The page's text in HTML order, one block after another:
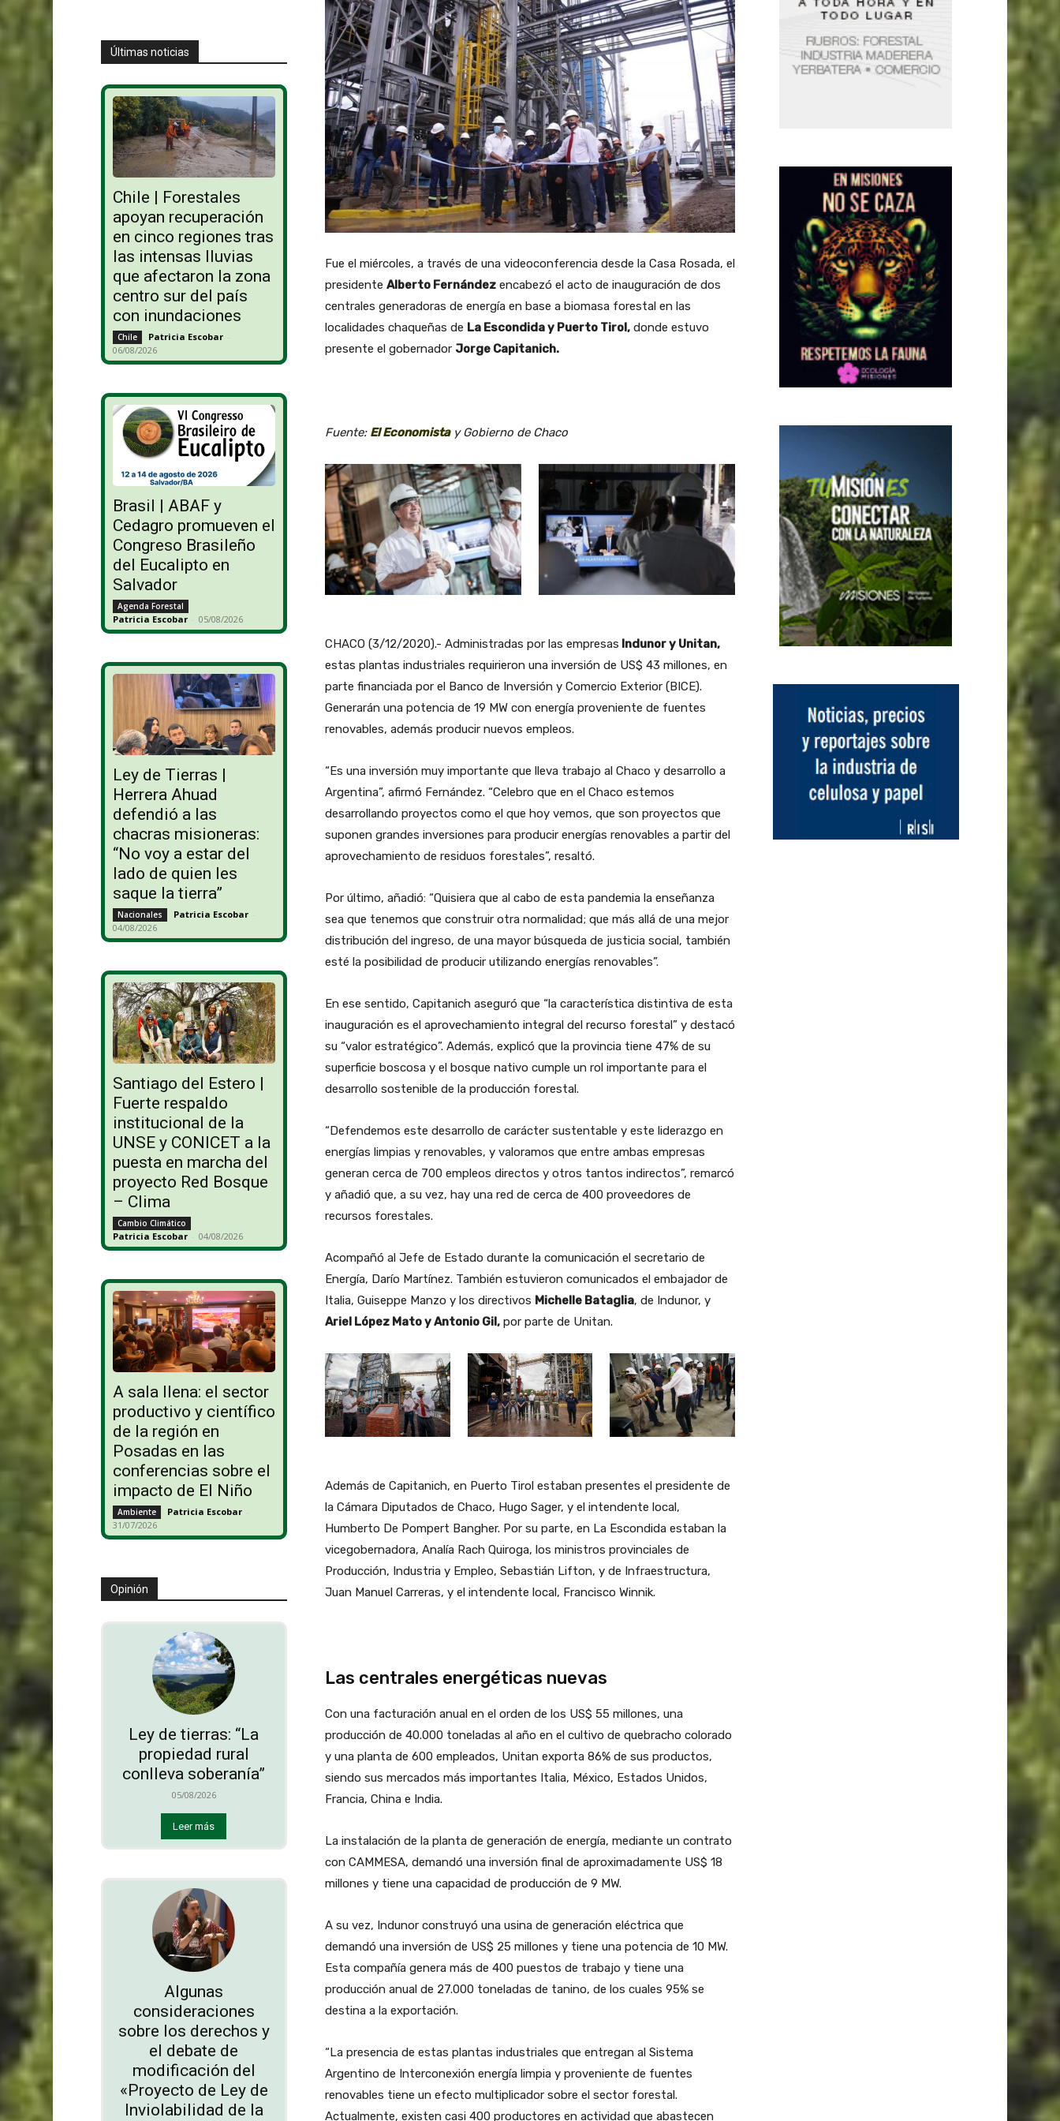
Últimas noticias
Chile | Forestales
apoyan recuperación
en cinco regiones tras
las intensas lluvias
que afectaron la zona
centro sur del país
con inundaciones
Chile Patricia Escobar -
06/08/2026
Brasil | ABAF y
Cedagro promueven el
Congreso Brasileño
del Eucalipto en
Salvador
Agenda Forestal
Patricia Escobar - 05/08/2026
Ley de Tierras |
Herrera Ahuad
defendió a las
chacras misioneras:
“No voy a estar del
lado de quien les
saque la tierra”
Nacionales Patricia Escobar -
04/08/2026
Santiago del Estero |
Fuerte respaldo
institucional de la
UNSE y CONICET a la
puesta en marcha del
proyecto Red Bosque
– Clima
Cambio Climático
Patricia Escobar - 04/08/2026
A sala llena: el sector
productivo y científico
de la región en
Posadas en las
conferencias sobre el
impacto de El Niño
Ambiente Patricia Escobar -
31/07/2026
Opinión
Ley de tierras: “La
propiedad rural
conlleva soberanía”
05/08/2026
Leer más
Algunas
consideraciones
sobre los derechos y
el debate de
modificación del
«Proyecto de Ley de
Inviolabilidad de la
Fue el miércoles, a través de una videoconferencia desde la Casa Rosada, el
presidente Alberto Fernándezencabezó el acto de inauguración de dos
centrales generadoras de energía en base a biomasa forestal en las
localidades chaqueñas de La Escondida y Puerto Tirol,donde estuvo
presente el gobernador Jorge Capitanich.
Fuente: El Economistay Gobierno de Chaco
CHACO (3/12/2020).- Administradas por las empresas Indunor y Unitan,
estas plantas industriales requirieron una inversión de US$ 43 millones, en
parte financiada por el Banco de Inversión y Comercio Exterior (BICE).
Generarán una potencia de 19 MW con energía proveniente de fuentes
renovables, además producir nuevos empleos.
“Es una inversión muy importante que lleva trabajo al Chaco y desarrollo a
Argentina”, afirmó Fernández. “Celebro que en el Chaco estemos
desarrollando proyectos como el que hoy vemos, que son proyectos que
suponen grandes inversiones para producir energías renovables a partir del
aprovechamiento de residuos forestales”, resaltó.
Por último, añadió: “Quisiera que al cabo de esta pandemia la enseñanza
sea que tenemos que construir otra normalidad; que más allá de una mejor
distribución del ingreso, de una mayor búsqueda de justicia social, también
esté la posibilidad de producir utilizando energías renovables”.
En ese sentido, Capitanich aseguró que “la característica distintiva de esta
inauguración es el aprovechamiento integral del recurso forestal” y destacó
su “valor estratégico”. Además, explicó que la provincia tiene 47% de su
superficie boscosa y el bosque nativo cumple un rol importante para el
desarrollo sostenible de la producción forestal.
“Defendemos este desarrollo de carácter sustentable y este liderazgo en
energías limpias y renovables, y valoramos que entre ambas empresas
generan cerca de 700 empleos directos y otros tantos indirectos”, remarcó
y añadió que, a su vez, hay una red de cerca de 400 proveedores de
recursos forestales.
Acompañó al Jefe de Estado durante la comunicación el secretario de
Energía, Darío Martínez. También estuvieron comunicados el embajador de
Italia, Guiseppe Manzo y los directivos Michelle Bataglia, de Indunor, y
Ariel López Mato y Antonio Gil,por parte de Unitan.
Además de Capitanich, en Puerto Tirol estaban presentes el presidente de
la Cámara Diputados de Chaco, Hugo Sager, y el intendente local,
Humberto De Pompert Bangher. Por su parte, en La Escondida estaban la
vicegobernadora, Analía Rach Quiroga, los ministros provinciales de
Producción, Industria y Empleo, Sebastián Lifton, y de Infraestructura,
Juan Manuel Carreras, y el intendente local, Francisco Winnik.
Las centrales energéticas nuevas
Con una facturación anual en el orden de los US$ 55 millones, una
producción de 40.000 toneladas al año en el cultivo de quebracho colorado
y una planta de 600 empleados, Unitan exporta 86% de sus productos,
siendo sus mercados más importantes Italia, México, Estados Unidos,
Francia, China e India.
La instalación de la planta de generación de energía, mediante un contrato
con CAMMESA, demandó una inversión final de aproximadamente US$ 18
millones y tiene una capacidad de producción de 9 MW.
A su vez, Indunor construyó una usina de generación eléctrica que
demandó una inversión de US$ 25 millones y tiene una potencia de 10 MW.
Esta compañía genera más de 400 puestos de trabajo y tiene una
producción anual de 27.000 toneladas de tanino, de los cuales 95% se
destina a la exportación.
“La presencia de estas plantas industriales que entregan al Sistema
Argentino de Interconexión energía limpia y proveniente de fuentes
renovables tiene un efecto multiplicador sobre el sector forestal.
Actualmente, existen casi 400 productores en actividad que abastecen